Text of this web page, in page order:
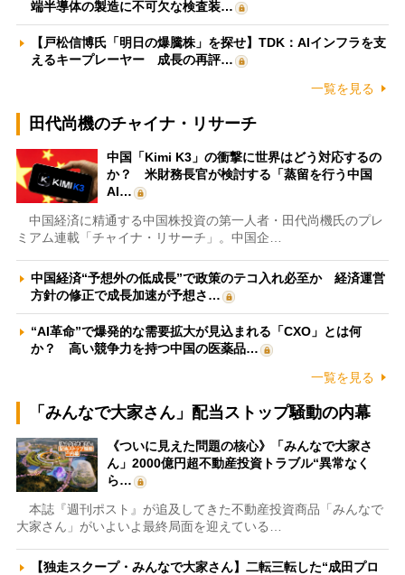
端半導体の製造に不可欠な検査装…
【戸松信博氏「明日の爆騰株」を探せ】TDK：AIインフラを支
えるキープレーヤー 成長の再評…
一覧を見る
田代尚機のチャイナ・リサーチ
中国「Kimi K3」の衝撃に世界はどう対応するの
か？ 米財務長官が検討する「蒸留を行う中国
AI…
中国経済に精通する中国株投資の第一人者・田代尚機氏のプレ
ミアム連載「チャイナ・リサーチ」。中国企…
中国経済“予想外の低成長”で政策のテコ入れ必至か 経済運営
方針の修正で成長加速が予想さ…
“AI革命”で爆発的な需要拡大が見込まれる「CXO」とは何
か？ 高い競争力を持つ中国の医薬品…
一覧を見る
「みんなで大家さん」配当ストップ騒動の内幕
《ついに見えた問題の核心》「みんなで大家さ
ん」2000億円超不動産投資トラブル“異常なく
ら…
本誌『週刊ポスト』が追及してきた不動産投資商品「みんなで
大家さん」がいよいよ最終局面を迎えている…
【独走スクープ・みんなで大家さん】二転三転した“成田プロ